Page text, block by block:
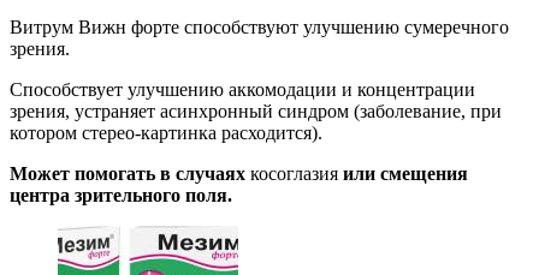
Витрум Вижн форте способствуют улучшению сумеречного
зрения.
Способствует улучшению аккомодации и концентрации
зрения, устраняет асинхронный синдром (заболевание, при
котором стерео-картинка расходится).
Может помогать в случаях косоглазия или смещения
центра зрительного поля.